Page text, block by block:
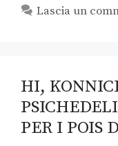
Lascia un
HI,
PER I POIS